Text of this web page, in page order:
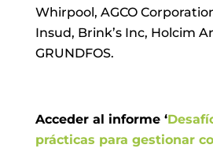
Whirpool, AGCO
Insud, Brink’s Inc, Holcim
GRUNDFOS.
Acceder al informe ‘
prácticas para gestionar